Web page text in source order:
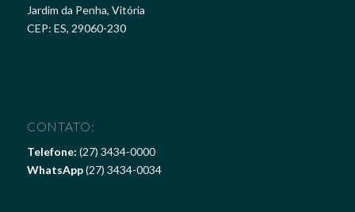
Jardim da Penha, Vitória
CEP: ES, 29060-230
CONTATO:
Telefone: (27) 3434-0000
WhatsApp(27) 3434-0034